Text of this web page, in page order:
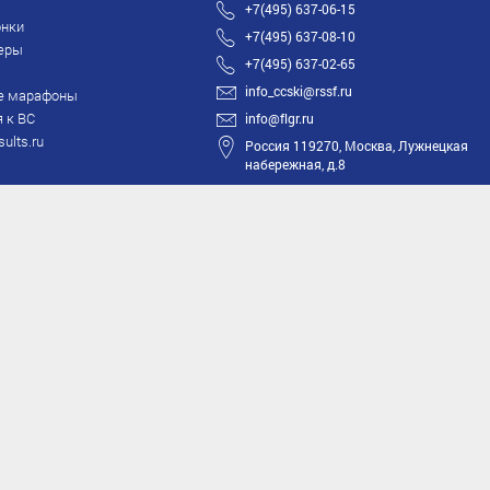
марафоны
к ВС
+7(495) 637-06-15
+7(495) 637-08-10
+7(495) 637-02-65
info_ccski@rssf.ru
info@flgr.ru
Россия 119270, Москва, Лужнецкая
набережная, д.8